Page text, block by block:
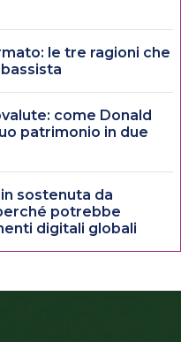
le tre ragioni che
come Donald
patrimonio in due
sostenuta da
potrebbe
digitali globali